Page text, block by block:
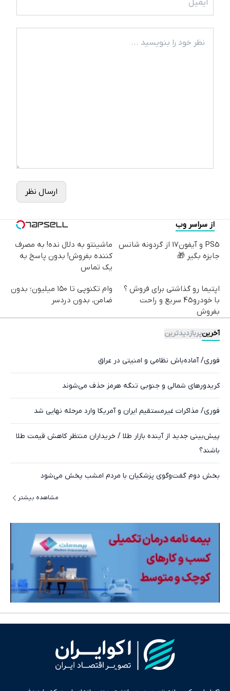
ارسال نظر
از سراسر وب
PS5 و آیفون17 از گردونه شانس
جایزه بگیر 🎁
ماشینتو به دلال نده! به مصرف
کننده بفروش! بدون پاسخ به
یک تماس
اپتیما رو گذاشتی برای فروش ؟
با خودرو45 سریع و راحت
بفروش
وام تکنوپی تا ۱۵۰ میلیون؛ بدون
ضامن، بدون دردسر
آخرینپربازدیدترین
فوری/ آماده‌باش نظامی و امنیتی در عراق
کریدورهای شمالی و جنوبی تنگه هرمز حذف می‌شوند
فوری/ مذاکرات غیرمستقیم ایران و آمریکا وارد مرحله نهایی شد
پیش‌بینی جدید از آینده بازار طلا / خریداران منتظر کاهش قیمت طلا
باشند؟
بخش دوم گفت‌وگوی پزشکیان با مردم امشب پخش می‌شود
مشاهده بیشتر